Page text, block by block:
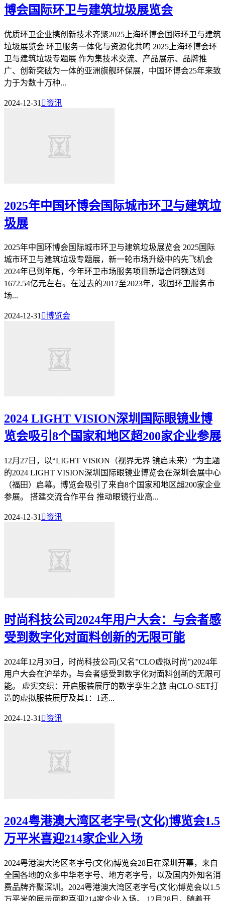
博会国际环卫与建筑垃圾展览会
优质环卫企业携创新技术齐聚2025上海环博会国际环卫与建筑
垃圾展览会 环卫服务一体化与资源化共鸣 2025上海环博会环
卫与建筑垃圾专题展 作为集技术交流、产品展示、品牌推
广、创新突破为一体的亚洲旗舰环保展，中国环博会25年来致
力于为数十万种...
2024-12-31 资讯
2025年中国环博会国际城市环卫与建筑垃
圾展
2025年中国环博会国际城市环卫与建筑垃圾展览会 2025国际
城市环卫与建筑垃圾专题展，新一轮市场升级中的先飞机会
2024年已到年尾，今年环卫市场服务项目新增合同额达到
1672.54亿元左右。在过去的2017至2023年，我国环卫服务市
场...
2024-12-31博览会
2024 LIGHT VISION深圳国际眼镜业博
览会吸引8个国家和地区超200家企业参展
12月27日，以“LIGHT VISION（视界无界 镜启未来）”为主题
的2024 LIGHT VISION深圳国际眼镜业博览会在深圳会展中心
（福田）启幕。博览会吸引了来自8个国家和地区超200家企业
参展。 搭建交流合作平台 推动眼镜行业高...
2024-12-31 资讯
时尚科技公司2024年用户大会：与会者感
受到数字化对面料创新的无限可能
2024年12月30日，时尚科技公司(又名”CLO虚拟时尚”)2024年
用户大会在沪举办。与会者感受到数字化对面料创新的无限可
能。 虚实交织：开启服装展厅的数字孪生之旅 由CLO-SET打
造的虚拟服装展厅及其1：1还...
2024-12-31 资讯
2024粤港澳大湾区老字号(文化)博览会1.5
万平米喜迎214家企业入场
2024粤港澳大湾区老字号(文化)博览会28日在深圳开幕，来自
全国各地的众多中华老字号、地方老字号，以及国内外知名消
费品牌齐聚深圳。2024粤港澳大湾区老字号(文化)博览会以1.5
万平米的展示面积喜迎214家企业入场。 12月28日，随着开...